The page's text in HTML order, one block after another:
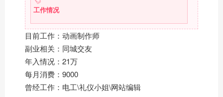
工作情况
目前工作：动画制作师
副业相关：同城交友
年入情况：21万
每月消费：9000
曾经工作：电工\礼仪小姐\网站编辑